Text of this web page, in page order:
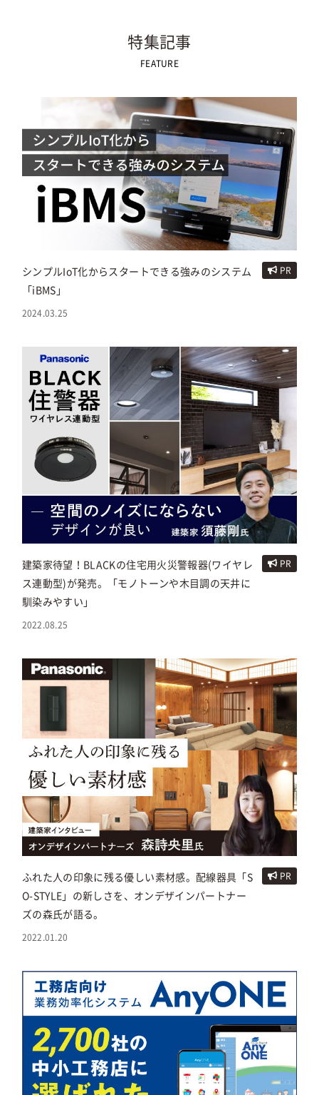
特集記事
FEATURE
シンプルIoT化からスタートできる強みのシステム
「iBMS」
PR
2024.03.25
建築家待望！BLACKの住宅用火災警報器(ワイヤレ
ス連動型)が発売。「モノトーンや木目調の天井に
馴染みやすい」
PR
2022.08.25
ふれた人の印象に残る優しい素材感。配線器具「S
O-STYLE」の新しさを、オンデザインパートナー
ズの森氏が語る。
PR
2022.01.20